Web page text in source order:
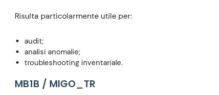
Risulta particolarmente utile per:
audit;
analisi anomalie;
troubleshooting inventariale.
MB1B / MIGO_TR